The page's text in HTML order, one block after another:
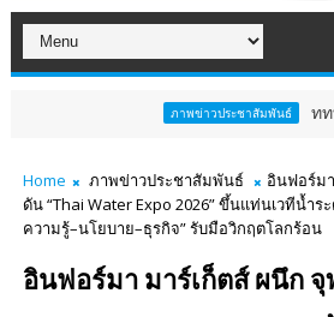
ภาพข่าวประชาสัมพันธ์ ททท. ชวนสัมผัส
Home ภาพข่าวประชาสัมพันธ์
อินฟอร์ม
ดัน “Thai Water Expo 2026” ขึ้นแท่นเวทีน้ำร
ความรู้–นโยบาย–ธุรกิจ” รับมือวิกฤตโลกร้อน
อินฟอร์มา มาร์เก็ตส์ ผนึก จุ